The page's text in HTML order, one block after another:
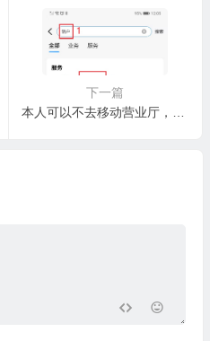
下一篇
本人可以不去移动营业厅，通过网络在线注销手机号码吗？